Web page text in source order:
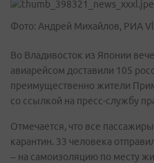
Фото: Андрей Михайлов, РИА
Во Владивосток из Японии
авиарейсом доставили 105
преимущественно жители
со ссылкой на пресс-службу
Отмечается, что все
карантин. 33 человека
– на самоизоляцию по месту